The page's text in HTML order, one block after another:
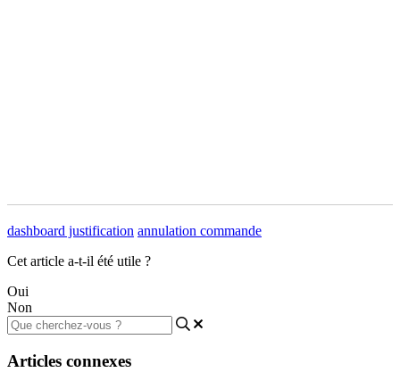
dashboard justification annulation commande
Cet article a-t-il été utile ?
Oui
Non
Articles connexes